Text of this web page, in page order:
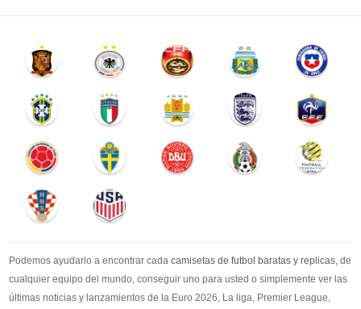
Podemos ayudarlo a encontrar cada camisetas de futbol baratas y replicas , de
cualquier equipo del mundo, conseguir uno para usted o simplemente ver las
últimas noticias y lanzamientos de la Euro 2026, La liga, Premier League,